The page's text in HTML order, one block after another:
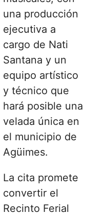
una producción
ejecutiva a
cargo de Nati
Santana y un
equipo artístico
y técnico que
hará posible una
velada única en
el municipio de
Agüimes.
La cita promete
convertir el
Recinto Ferial